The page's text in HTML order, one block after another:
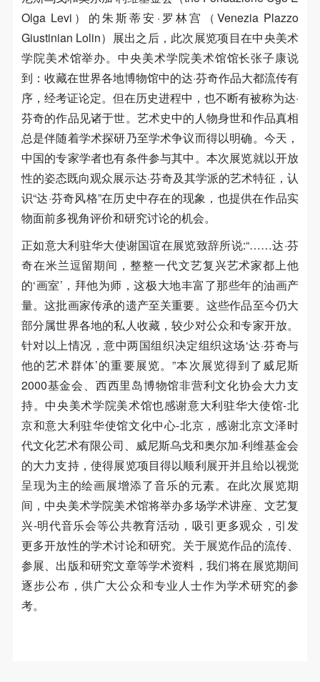
Olga Levi）的朱斯蒂安·罗林宫（Venezia Plazzo
Giustinian Lolin）展出之后，此次展览项目在中央美术
学院美术馆举办。中央美术学院美术馆馆长张子康说
到：收藏在世界各地博物馆中的达·芬奇作品大都流传有
序，经考证论定。但在历史进程中，也不断有被称为达·
芬奇的作品见诸于世。艺术史中的人物身世和作品真相
总是伴随着学术探研乃至学术争议而得以明确。今天，
中国的专家学者也有条件参与其中。本次展览就以开放
性的姿态既向观众展示达·芬奇及其学派的艺术特征，认
识“达·芬奇风格”在历史中存在的现象，也提供在作品实
物面前多视角评价和研究讨论的机会。
正如意大利驻华大使谢国谊在展览致辞所说:“……达·芬
奇在米兰逗留期间，整整一代文艺复兴艺术家都上他
的‘画室’，拜他为师，这极大地丰富了那些年的油画产
量。这批画家传承的遗产至关重要。这些作品至今仍大
部分属世界各地的私人收藏，较少对公众和专家开放。
针对以上情况，意中两国组织决定组织这场‘达·芬奇与
他的艺术群体’的重要展览。”本次展览得到了威尼斯
2000基金会、西西里岛博物馆非营利文化协会大力支
持。中央美术学院美术馆也感谢意大利驻华大使馆-北
京和意大利驻华使馆文化中心-北京，感谢北京文泽时
代文化艺术有限公司、威尼斯乌戈和奥尔加·利维基金会
的大力支持，使得展览项目得以顺利展开并且给以视觉
呈现为主的绘画展增添了音乐的元素。在此次展览期
间，中央美术学院美术馆将举办多场学术讲座、文艺复
兴-明代音乐会等公共教育活动，吸引更多观众，引发
更多开放性的学术讨论和研究。 关于展览作品的流传、
参展、出版和研究文章等学术资料，我们将在展览期间
逐步公布，供广大公众和专业人士作为学术研究的参
考。
快捷登录 帐号密码登录
手机号码
发送验证码
手机号码将作为您的登录账号
验证码
登录
可使用雅昌艺术网会员账户登录
（1）、拍摄内容 乙方拍摄的带有甲方肖像的作品内
容包括：①中央美术学院美术馆②中央美术学院校园
内○3由中央美术学院公共教育部策划或执行的一切活
动。
（2）、使用形式 用于中央美术学院图书出版、销售
附带光盘及宣传资料。
（3）、使用地域范围
适用地域范围包括国内和国外。
使用肖像的媒介限于不损害甲方肖像权的任何媒介
（如杂志、网络等）。
三、肖像权使用期限
永久使用。
四、许可使用费用
带有甲方肖像作品的拍摄费用由乙方承担。
乙方于拍摄完带有甲方肖像的作品无需支付甲方任何
费用。
附则
（1）、本协议未尽事宜，经双方友好协商后可作为
本协议的补充协议，并不得违反相关法律法规规定。
（2）、本协议自甲乙双方签字（盖章）、勾选之日
起生效。
（3）、本协议包括纸质档和电子档，纸质档—式二
份，甲乙双方各执一份，均具有同等法律效力。
活动参与者意味着接受并承担本协议的全部义务，未
同意者意味着放弃参加此次活动的权利。凡参加这次
活动前，必须事先与自己的家属沟通，取得家属同
意，同时知晓并同意本免责声明。参加者签名/勾选
后，视作其家属也已知晓并同意。
我已认真阅读上述条款，并且同意。
（1）、拍摄内容 乙方拍摄的带有甲方肖像的作品内
容包括：①中央美术学院美术馆②中央美术学院校园
内○3由中央美术学院公共教育部策划或执行的一切活
动。
（2）、使用形式 用于中央美术学院图书出版、销售
附带光盘及宣传资料。
（3）、使用地域范围
适用地域范围包括国内和国外。
使用肖像的媒介限于不损害甲方肖像权的任何媒介
（如杂志、网络等）。
三、肖像权使用期限
永久使用。
四、许可使用费用
带有甲方肖像作品的拍摄费用由乙方承担。
乙方于拍摄完带有甲方肖像的作品无需支付甲方任何
费用。
附则
（1）、本协议未尽事宜，经双方友好协商后可作为
本协议的补充协议，并不得违反相关法律法规规定。
（2）、本协议自甲乙双方签字（盖章）、勾选之日
起生效。
（3）、本协议包括纸质档和电子档，纸质档—式二
份，甲乙双方各执一份，均具有同等法律效力。
活动参与者意味着接受并承担本协议的全部义务，未
同意者意味着放弃参加此次活动的权利。凡参加这次
活动前，必须事先与自己的家属沟通，取得家属同
意，同时知晓并同意本免责声明。参加者签名/勾选
后，视作其家属也已知晓并同意。
我已认真阅读上述条款，并且同意。
（1）、拍摄内容 乙方拍摄的带有甲方肖像的作品内
容包括：①中央美术学院美术馆②中央美术学院校园
内○3由中央美术学院公共教育部策划或执行的一切活
动。
（2）、使用形式 用于中央美术学院图书出版、销售
附带光盘及宣传资料。
（3）、使用地域范围
适用地域范围包括国内和国外。
使用肖像的媒介限于不损害甲方肖像权的任何媒介
（如杂志、网络等）。
三、肖像权使用期限
永久使用。
四、许可使用费用
带有甲方肖像作品的拍摄费用由乙方承担。
乙方于拍摄完带有甲方肖像的作品无需支付甲方任何
费用。
附则
（1）、本协议未尽事宜，经双方友好协商后可作为
本协议的补充协议，并不得违反相关法律法规规定。
（2）、本协议自甲乙双方签字（盖章）、勾选之日
起生效。
（3）、本协议包括纸质档和电子档，纸质档—式二
份，甲乙双方各执一份，均具有同等法律效力。
活动参与者意味着接受并承担本协议的全部义务，未
同意者意味着放弃参加此次活动的权利。凡参加这次
活动前，必须事先与自己的家属沟通，取得家属同
意，同时知晓并同意本免责声明。参加者签名/勾选
后，视作其家属也已知晓并同意。
我已认真阅读上述条款，并且同意。